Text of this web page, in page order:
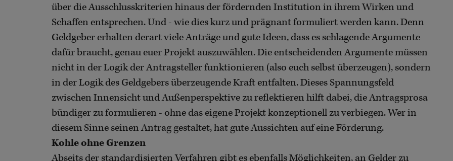
über die Ausschlusskriterien hinaus der fördernden Institution in ihrem Wirken und
Schaffen entsprechen. Und - wie dies kurz und prägnant formuliert werden kann. Denn
Geldgeber erhalten derart viele Anträge und gute Ideen, dass es schlagende Argumente
dafür braucht, genau euer Projekt auszuwählen. Die entscheidenden Argumente müssen
nicht in der Logik der Antragsteller funktionieren (also euch selbst überzeugen), sondern
in der Logik des Geldgebers überzeugende Kraft entfalten. Dieses Spannungsfeld
zwischen Innensicht und Außenperspektive zu reflektieren hilft dabei, die Antragsprosa
bündiger zu formulieren - ohne das eigene Projekt konzeptionell zu verbiegen. Wer in
diesem Sinne seinen Antrag gestaltet, hat gute Aussichten auf eine Förderung.
Kohle ohne Grenzen
Abseits der standardisierten Verfahren gibt es ebenfalls Möglichkeiten, an Gelder zu